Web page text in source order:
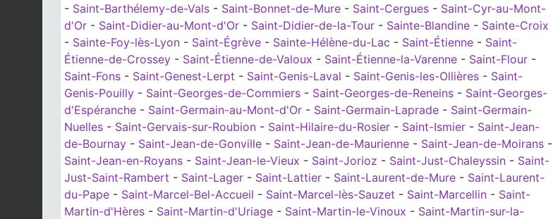
- Saint-Barthélemy-de-Vals - Saint-Bonnet-de-Mure - Saint-Cergues - Saint-Cyr-au-Mont-
d'Or - Saint-Didier-au-Mont-d'Or - Saint-Didier-de-la-Tour - Sainte-Blandine - Sainte-Croix
- Sainte-Foy-lès-Lyon - Saint-Égrève - Sainte-Hélène-du-Lac - Saint-Étienne - Saint-
Étienne-de-Crossey - Saint-Étienne-de-Valoux - Saint-Étienne-la-Varenne - Saint-Flour -
Saint-Fons - Saint-Genest-Lerpt - Saint-Genis-Laval - Saint-Genis-les-Ollières - Saint-
Genis-Pouilly - Saint-Georges-de-Commiers - Saint-Georges-de-Reneins - Saint-Georges-
d'Espéranche - Saint-Germain-au-Mont-d'Or - Saint-Germain-Laprade - Saint-Germain-
Nuelles - Saint-Gervais-sur-Roubion - Saint-Hilaire-du-Rosier - Saint-Ismier - Saint-Jean-
de-Bournay - Saint-Jean-de-Gonville - Saint-Jean-de-Maurienne - Saint-Jean-de-Moirans -
Saint-Jean-en-Royans - Saint-Jean-le-Vieux - Saint-Jorioz - Saint-Just-Chaleyssin - Saint-
Just-Saint-Rambert - Saint-Lager - Saint-Lattier - Saint-Laurent-de-Mure - Saint-Laurent-
du-Pape - Saint-Marcel-Bel-Accueil - Saint-Marcel-lès-Sauzet - Saint-Marcellin - Saint-
Martin-d'Hères - Saint-Martin-d'Uriage - Saint-Martin-le-Vinoux - Saint-Martin-sur-la-